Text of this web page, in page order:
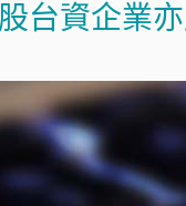
台資企業